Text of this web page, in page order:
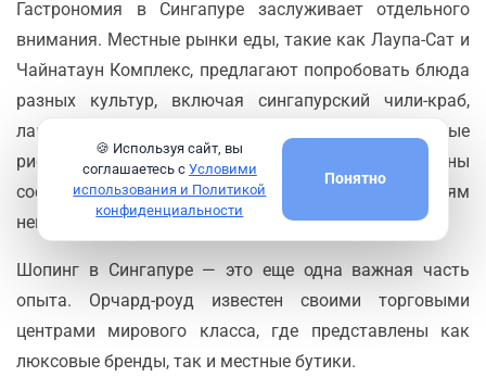
Гастрономия в Сингапуре заслуживает отдельного
внимания. Местные рынки еды, такие как Лаупа-Сат и
Чайнатаун Комплекс, предлагают попробовать блюда
разных культур, включая сингапурский чили-краб,
лаксу, сатай и знаменитые хайнаньские куриные
рисовые блюда. Мишленовские рестораны
соседствуют с уличными киосками, предлагая гостям
невероятное разнообразие вкусов.
Шопинг в Сингапуре — это еще одна важная часть
опыта. Орчард-роуд известен своими торговыми
центрами мирового класса, где представлены как
люксовые бренды, так и местные бутики.
🍪 Используя сайт, вы
соглашаетесь с Условими
использования и Политикой
конфиденциальности
Понятно